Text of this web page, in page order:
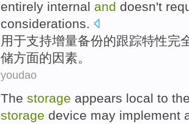
entirely internal and doesn't
considerations.
用于支持增量备份的跟踪特性完
储方面的因素。
youdao
The storage appears local to
storage device may implement